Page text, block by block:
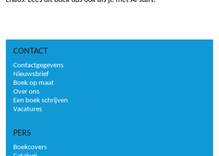
CONTACT
Contactgegevens
Nieuwsbrief
Boek op maat
Over ons
Een boek schrijven
Vacatures
PERS
Boekcovers